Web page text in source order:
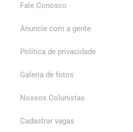
Fale Conosco
Anuncie com a gente
Política de privacidade
Galeria de fotos
Nossos Colunistas
Cadastrar vagas